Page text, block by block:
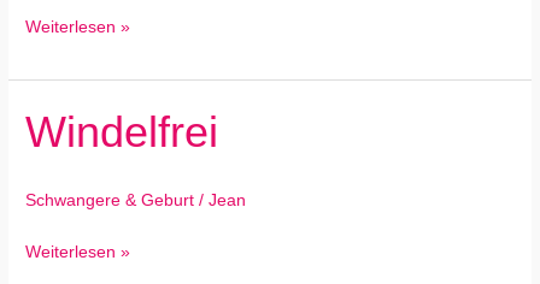
Weiterlesen »
Windelfrei
Schwangere & Geburt /Jean
Windelfrei
Weiterlesen »